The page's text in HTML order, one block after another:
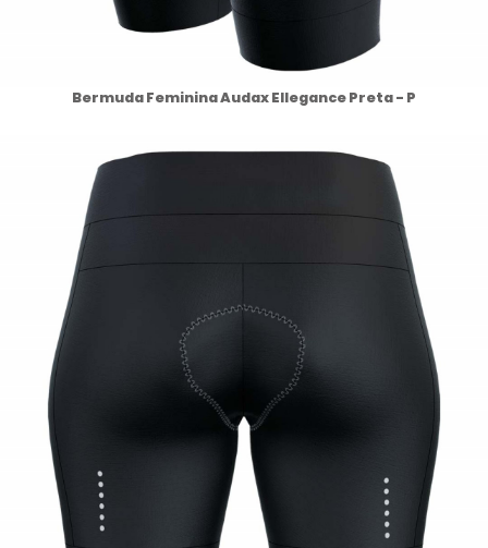
Bermuda Feminina Audax Ellegance Preta - P